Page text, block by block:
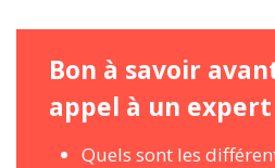
Bon à savoir
appel à un
Quels sont les